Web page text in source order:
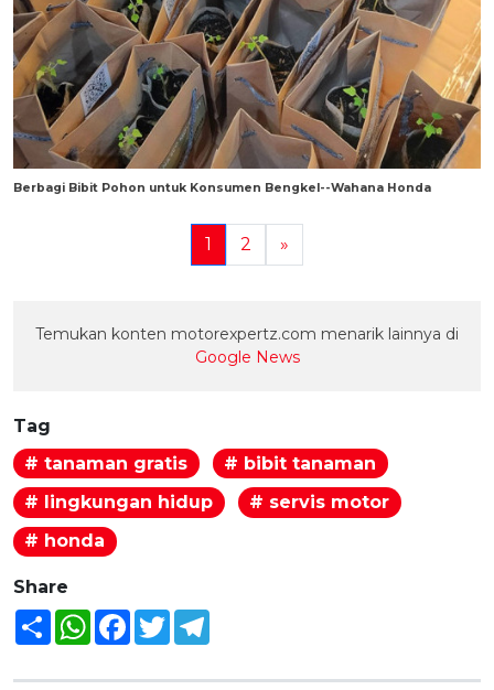
Berbagi Bibit Pohon untuk Konsumen Bengkel--Wahana Honda
1 2 »
Temukan konten motorexpertz.com menarik lainnya di
Google News
Tag
# tanaman gratis
# bibit tanaman
# lingkungan hidup
# servis motor
# honda
Share
Share WhatsAppFacebook
Twitter